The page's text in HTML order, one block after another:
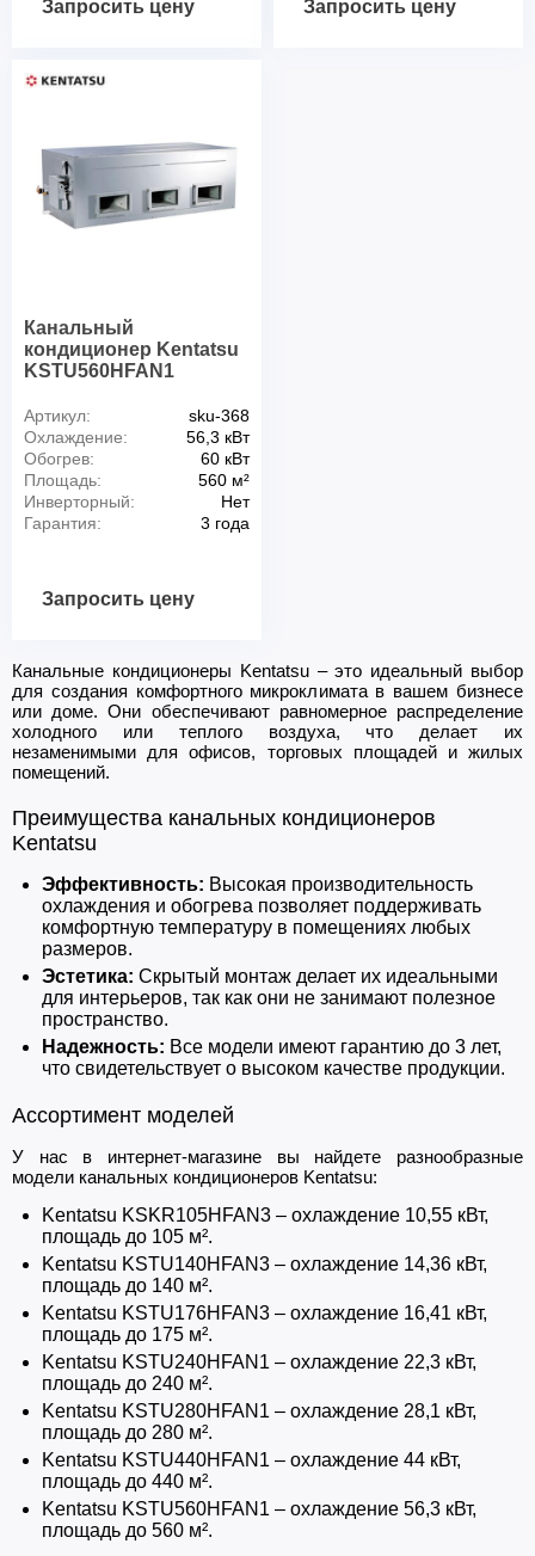
Запросить цену Запросить цену
Канальный
кондиционер Kentatsu
KSTU560HFAN1
Артикул:
sku-368
Охлаждение:
56,3 кВт
Обогрев:
60 кВт
Площадь:
560 м²
Инверторный:
Нет
Гарантия:
3 года
Запросить цену
Канальные кондиционеры Kentatsu – это идеальный выбор
для создания комфортного микроклимата в вашем бизнесе
или доме. Они обеспечивают равномерное распределение
холодного или теплого воздуха, что делает их
незаменимыми для офисов, торговых площадей и жилых
помещений.
Преимущества канальных кондиционеров
Kentatsu
Эффективность: Высокая производительность
охлаждения и обогрева позволяет поддерживать
комфортную температуру в помещениях любых
размеров.
Эстетика: Скрытый монтаж делает их идеальными
для интерьеров, так как они не занимают полезное
пространство.
Надежность: Все модели имеют гарантию до 3 лет,
что свидетельствует о высоком качестве продукции.
Ассортимент моделей
У нас в интернет-магазине вы найдете разнообразные
модели канальных кондиционеров Kentatsu:
Kentatsu KSKR105HFAN3 – охлаждение 10,55 кВт,
площадь до 105 м².
Kentatsu KSTU140HFAN3 – охлаждение 14,36 кВт,
площадь до 140 м².
Kentatsu KSTU176HFAN3 – охлаждение 16,41 кВт,
площадь до 175 м².
Kentatsu KSTU240HFAN1 – охлаждение 22,3 кВт,
площадь до 240 м².
Kentatsu KSTU280HFAN1 – охлаждение 28,1 кВт,
площадь до 280 м².
Kentatsu KSTU440HFAN1 – охлаждение 44 кВт,
площадь до 440 м².
Kentatsu KSTU560HFAN1 – охлаждение 56,3 кВт,
площадь до 560 м².